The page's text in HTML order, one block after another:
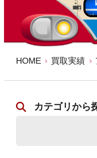
HOME 買取実績
カテゴリから